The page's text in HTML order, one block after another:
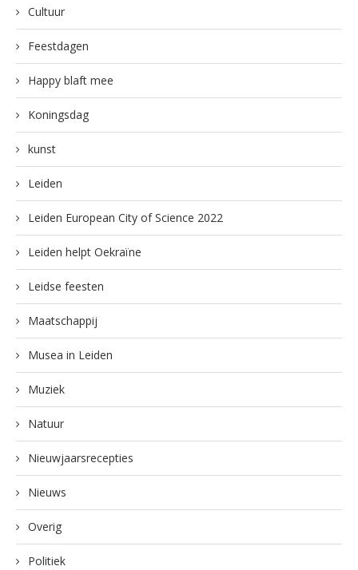
Cultuur
Feestdagen
Happy blaft mee
Koningsdag
kunst
Leiden
Leiden European City of Science 2022
Leiden helpt Oekraïne
Leidse feesten
Maatschappij
Musea in Leiden
Muziek
Natuur
Nieuwjaarsrecepties
Nieuws
Overig
Politiek